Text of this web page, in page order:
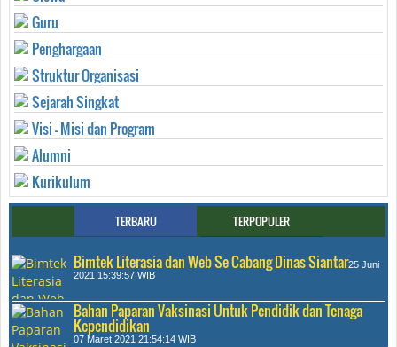
Guru
Penghargaan
Struktur Organisasi
Sejarah Singkat
Visi - Misi dan Program
Alumni
Kurikulum
TERBARU TERPOPULER
Bimtek Literasia dan Web Se Cabang Dinas Siantar25 Juni
2021 15:39:57 WIB
Bahan Paparan Vaksinasi Untuk Pendidik dan Tenaga
Kependidikan
07 Maret 2021 21:54:14 WIB